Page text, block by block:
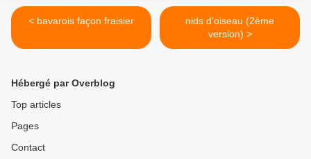
< bavarois façon fraisier
nids d'oiseau (2ème
version) >
Hébergé par Overblog
Top articles
Pages
Contact